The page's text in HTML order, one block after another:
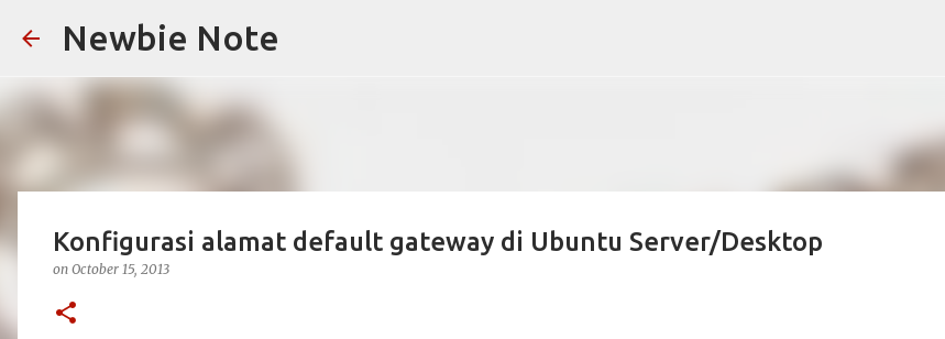
Newbie Note
Konfigurasi alamat default gateway di Ubuntu Server/Desktop
on October 15, 2013